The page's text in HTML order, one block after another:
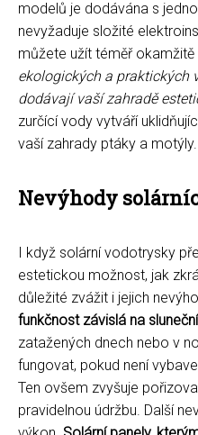
modelů je dodávána s
nevyžaduje složité
můžete užít téměř okamžitě
ekologických a praktických
dodávají vaší zahradě
zurčící vody vytváří
vaší zahrady ptáky a motýly.
Nevýhody
I když solární vodotrysky
estetickou možnost, jak
důležité zvážit i jejich
funkčnost závislá na
zatažených dnech nebo v
fungovat, pokud není
Ten ovšem zvyšuje
pravidelnou údržbu. Další